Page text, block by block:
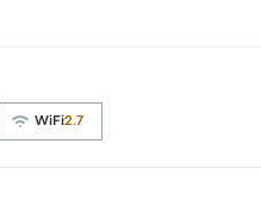
WiFi2.7